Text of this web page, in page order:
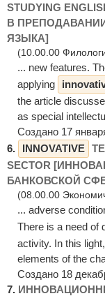
STUDYING
В
ЯЗЫКА]
(10.00.00
... new features.
applying
the article
as special
Создано 17
6.
INNOVATIVE
SECTOR
БАНКОВСКОЙ
(08.00.00
... adverse
There is a need of
activity. In this
elements of the
Создано 18
7.